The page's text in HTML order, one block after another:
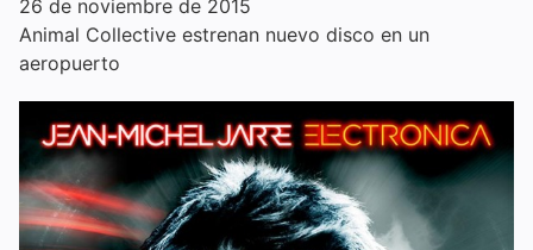
26 de noviembre de 2015
Animal Collective estrenan nuevo disco en un
aeropuerto